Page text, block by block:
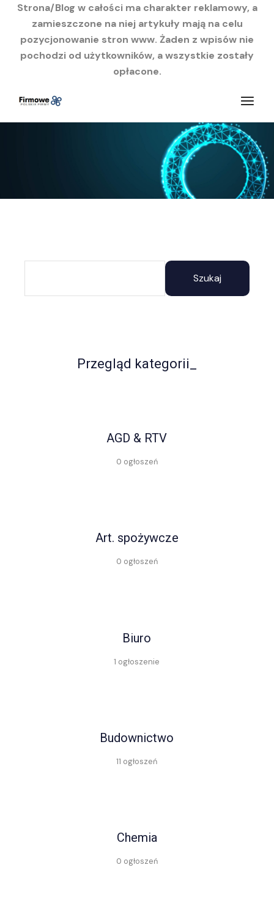
Strona/Blog w całości ma charakter reklamowy, a
zamieszczone na niej artykuły mają na celu
pozycjonowanie stron www. Żaden z wpisów nie
pochodzi od użytkowników, a wszystkie zostały
opłacone.
treści
Szukaj
Szukaj
Przegląd kategorii_
AGD & RTV
0 ogłoszeń
Art. spożywcze
0 ogłoszeń
Biuro
1 ogłoszenie
Budownictwo
11 ogłoszeń
Chemia
0 ogłoszeń